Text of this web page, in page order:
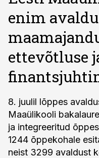
enim
ettevõtluse
8. juulil lõppes
Maaülikooli
ja integreeritud
1244 õppekohale
neist 3299 avaldust